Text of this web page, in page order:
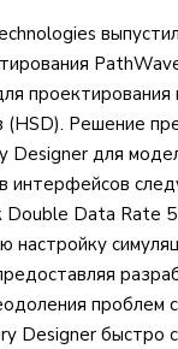
проектирования
Решение
Designer для
интерфейсов
Double Data Rate
настройку
проблем
Designer быстро